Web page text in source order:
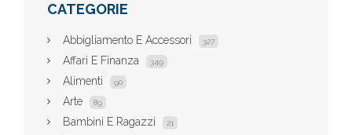
CATEGORIE
Abbigliamento E Accessori 327
Affari E Finanza 349
Alimenti 90
Arte 89
Bambini E Ragazzi 21